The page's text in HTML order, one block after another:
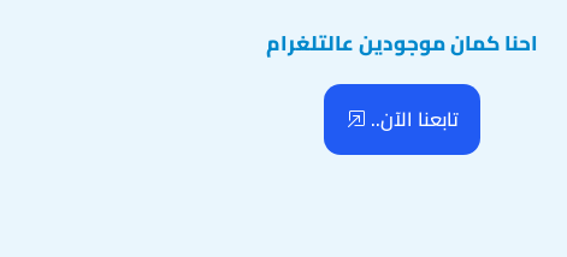
احنا كمان موجودين عالتلغرام
تابعنا الآن..